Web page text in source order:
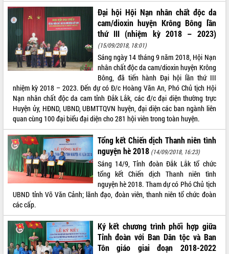
VĂN BẢN HĐND TỈNH
ĐIỂM TIN VĂN BẢN
QUY HOẠCH - KẾ HOẠCH
Đại hội Hội Nạn nhân chất độc da
cam/dioxin huyện Krông Bông lần
thứ III (nhiệm kỳ 2018 – 2023)
(15/09/2018, 18:01)
Sáng ngày 14 tháng 9 năm 2018, Hội Nạn
nhân chất độc da cam/dioxin huyện Krông
Bông, đã tiến hành Đại hội lần thứ III
nhiệm kỳ 2018 – 2023. Đến dự có Đ/c Hoàng Văn An, Phó Chủ tịch Hội
Nạn nhân chất độc da cam tỉnh Đắk Lắk, các đ/c đại diện thường trực
Huyện ủy, HĐND, UBND, UBMTTQVN huyện, đại diện các ban ngành liên
quan cùng 100 đại biểu đại diện cho 281 hội viên trong toàn huyện.
Tổng kết Chiến dịch Thanh niên tình
nguyện hè 2018 (14/09/2018, 16:23)
Sáng 14/9, Tỉnh đoàn Đắk Lắk tổ chức
tổng kết Chiến dịch Thanh niên tình
nguyện hè 2018. Tham dự có Phó Chủ tịch
UBND tỉnh Võ Văn Cảnh; lãnh đạo, đoàn viên, thanh niên tổ chức đoàn
các cấp.
Ký kết chương trình phối hợp giữa
Tỉnh đoàn với Ban Dân tộc và Ban
Tôn giáo giai đoạn 2018-2022